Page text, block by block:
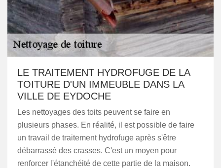
LE TRAITEMENT HYDROFUGE DE LA
TOITURE D'UN IMMEUBLE DANS LA
VILLE DE EYDOCHE
Les nettoyages des toits peuvent se faire en
plusieurs phases. En réalité, il est possible de faire
un travail de traitement hydrofuge après s'être
débarrassé des crasses. C'est un moyen pour
renforcer l'étanchéité de cette partie de la maison.